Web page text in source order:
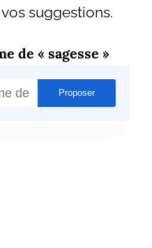
suggestions.
de « sagesse »